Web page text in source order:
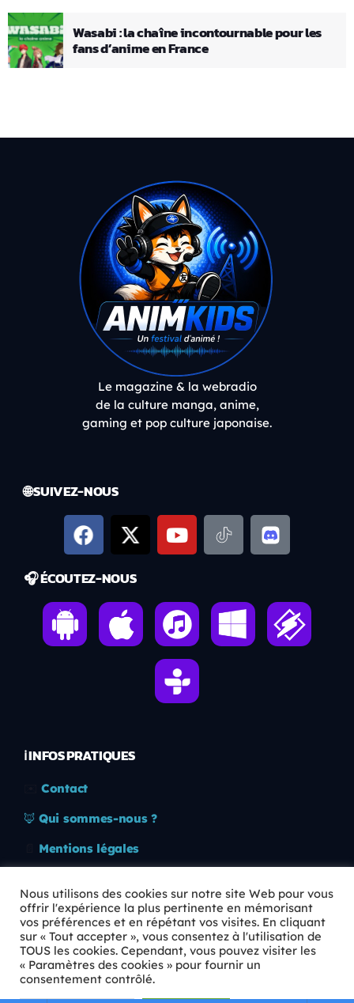
Wasabi : la chaîne incontournable pour les
fans d’anime en France
Le magazine & la webradio
de la culture manga, anime,
gaming et pop culture japonaise.
🌐 SUIVEZ-NOUS
🎧 ÉCOUTEZ-NOUS
ℹ️ INFOS PRATIQUES
Contact
🦊 Qui sommes-nous ?
Mentions légales
🛡️ RGPD
Copyright © 2026 Animkids. Tous droits réservés.
Nous utilisons des cookies sur notre site Web pour vous
offrir l'expérience la plus pertinente en mémorisant
vos préférences et en répétant vos visites. En cliquant
sur « Tout accepter », vous consentez à l'utilisation de
TOUS les cookies. Cependant, vous pouvez visiter les
« Paramètres des cookies » pour fournir un
consentement contrôlé.